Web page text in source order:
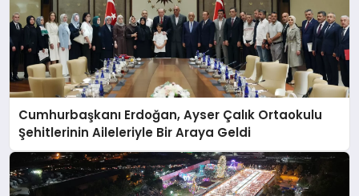
Cumhurbaşkanı Erdoğan, Ayser Çalık Ortaokulu
Şehitlerinin Aileleriyle Bir Araya Geldi